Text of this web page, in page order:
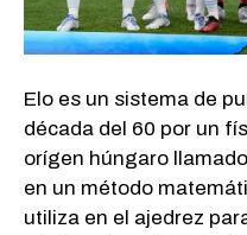
Elo es un sistema de
década del 60 por un
orígen húngaro
en un método
utiliza en el ajedrez